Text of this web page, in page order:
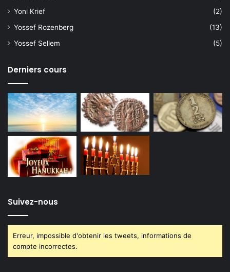
Yoni Krief
(2)
Yossef Rozenberg
(13)
Yossef Sellem
(5)
Derniers cours
Suivez-nous
Erreur, impossible d'obtenir les tweets, informations de
compte incorrectes.